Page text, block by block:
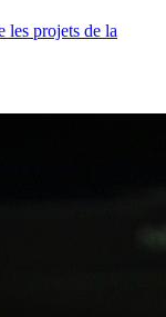
les projets de la